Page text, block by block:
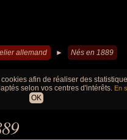
allemand ► Nés en 1889
afin de réaliser des
selon vos centres d'intérêts. En
OK